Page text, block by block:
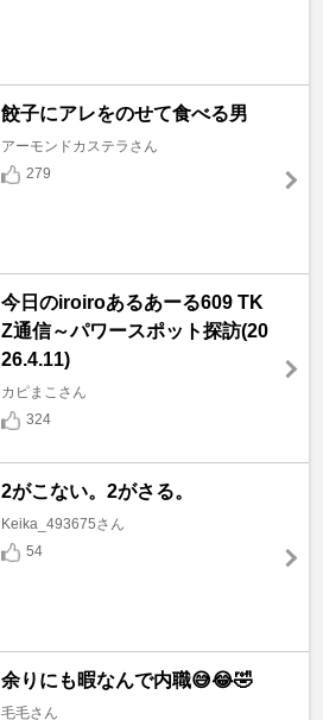
餃子にアレをのせて食べる男
アーモンドカステラさん
279
今日のiroiroあるあーる609 TK
Z通信～パワースポット探訪(20
26.4.11)
カピまこさん
324
2がこない。2がさる。
Keika_493675さん
54
余りにも暇なんで内職😅😂🤣
毛毛さん